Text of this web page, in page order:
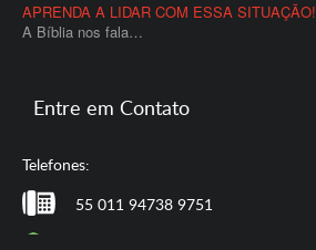
APRENDA A LIDAR COM ESSA SITUAÇÃO!
A Bíblia nos fala…
Entre em Contato
Telefones:
55 011 94738 9751